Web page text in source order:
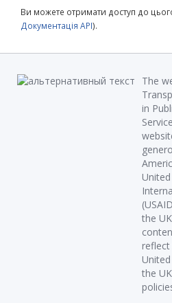
Ви можете отримати доступ до
Документація API).
The
in
the
reflect
the